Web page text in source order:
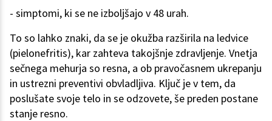
- simptomi, ki se ne izboljšajo v 48 urah.
To so lahko znaki, da se je okužba razširila na ledvice
(pielonefritis), kar zahteva takojšnje zdravljenje. Vnetja
sečnega mehurja so resna, a ob pravočasnem ukrepanju
in ustrezni preventivi obvladljiva. Ključ je v tem, da
poslušate svoje telo in se odzovete, še preden postane
stanje resno.